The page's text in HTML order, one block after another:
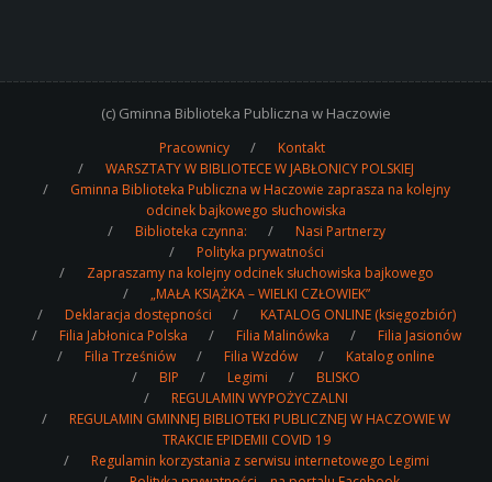
(c) Gminna Biblioteka Publiczna w Haczowie
Pracownicy
Kontakt
WARSZTATY W BIBLIOTECE W JABŁONICY POLSKIEJ
Gminna Biblioteka Publiczna w Haczowie zaprasza na kolejny
odcinek bajkowego słuchowiska
Biblioteka czynna:
Nasi Partnerzy
Polityka prywatności
Zapraszamy na kolejny odcinek słuchowiska bajkowego
„MAŁA KSIĄŻKA – WIELKI CZŁOWIEK”
Deklaracja dostępności
KATALOG ONLINE (księgozbiór)
Filia Jabłonica Polska
Filia Malinówka
Filia Jasionów
Filia Trześniów
Filia Wzdów
Katalog online
BIP
Legimi
BLISKO
REGULAMIN WYPOŻYCZALNI
REGULAMIN GMINNEJ BIBLIOTEKI PUBLICZNEJ W HACZOWIE W
TRAKCIE EPIDEMII COVID 19
Regulamin korzystania z serwisu internetowego Legimi